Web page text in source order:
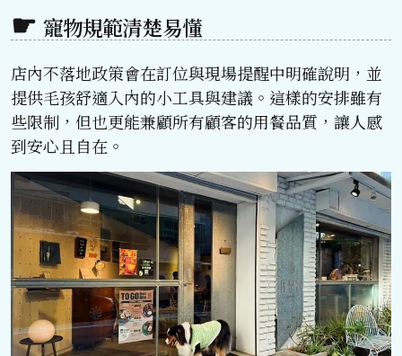
寵物規範清楚易懂
店內不落地政策會在訂位與現場提醒中明確說明，並
提供毛孩舒適入內的小工具與建議。這樣的安排雖有
些限制，但也更能兼顧所有顧客的用餐品質，讓人感
到安心且自在。